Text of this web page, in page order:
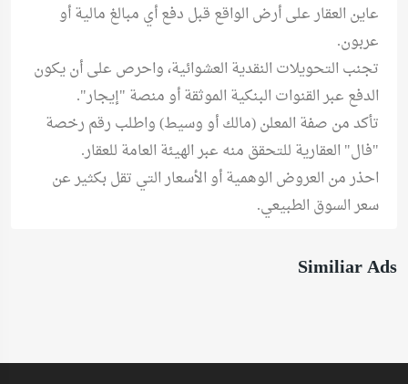
عاين العقار على أرض الواقع قبل دفع أي مبالغ مالية أو
عربون.
تجنب التحويلات النقدية العشوائية، واحرص على أن يكون
الدفع عبر القنوات البنكية الموثقة أو منصة "إيجار".
تأكد من صفة المعلن (مالك أو وسيط) واطلب رقم رخصة
"فال" العقارية للتحقق منه عبر الهيئة العامة للعقار.
احذر من العروض الوهمية أو الأسعار التي تقل بكثير عن
سعر السوق الطبيعي.
Similiar Ads